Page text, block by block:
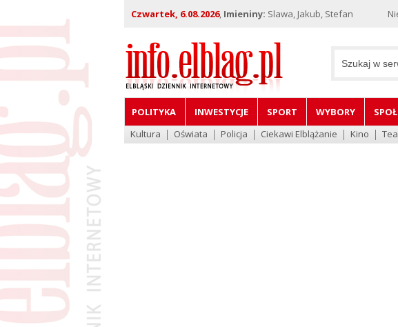
Czwartek, 6.08.2026, Imieniny: Slawa, Jakub, Stefan
POLITYKA INWESTYCJE SPORT WYBORY
Kultura
Oświata Policja Ciekawi Elblążanie Kino